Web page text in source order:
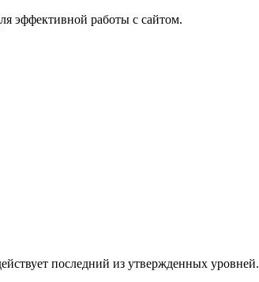
эффективной работы с сайтом.
последний из утвержденных уровней.